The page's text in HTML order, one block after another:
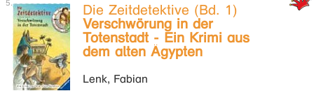
Die Zeitdetektive (Bd. 1)
Verschwörung in der
Totenstadt - Ein Krimi aus
dem alten Ägypten
Lenk, Fabian